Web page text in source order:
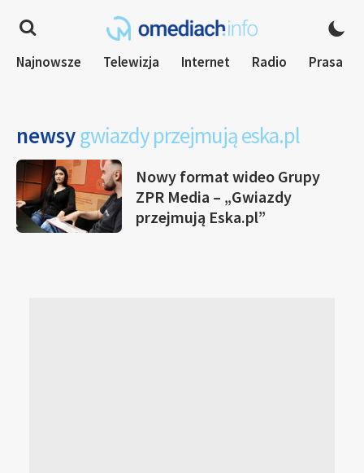
Najnowsze Telewizja Internet Radio Prasa
newsygwiazdy przejmują eska.pl
Nowy format wideo Grupy
ZPR Media – „Gwiazdy
przejmują Eska.pl”